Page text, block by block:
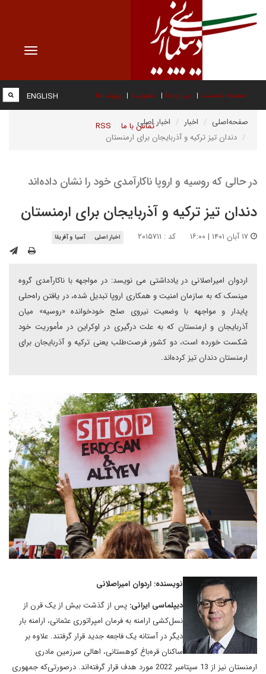
Toggle
صفحه نخست درباره ما عضویت پیوند ها
تماس با ما RSS
ENGLISH
صفحه‌اصلی اخبار
اخبار اصلی
دندان تیز ترکیه و آذربایجان برای ارمنستان
در حالی که روسیه و اروپا ناکارآمدی خود را نشان داده‌اند
دندان تیز ترکیه و آذربایجان برای ارمنستان
کد : ۲۰۱۵۷۱۱ اخبار اصلی آسیا و آفریقا
اردوان امیراصلانی در یادداشتی می نویسد: در مواجهه با ناکارآمدی گروه
مینسک که به سازمان امنیت و همکاری اروپا تبدیل شده، در یافتن راه‌حلی
پایدار و مواجهه با وضعیت نیروی صلح خود‌خوانده «روسیه» میان
آذربایجان و ارمنستان که به علت درگیری در اوکراین در مأموریت خود
شکست خورده است، دو کشور فرصت‌طلب یعنی ترکیه و آذربایجان برای
ارمنستان دندان تیز کرده‌اند.
نویسنده: اردوان امیراصلانی
دیپلماسی ایرانی: پس از گذشت بیش از یک قرن از
نسل‌کشی ارامنه به فرمان امپراتوری عثمانی، ارامنه بار
دیگر در آستانه یک فاجعه جدید قرار گرفتند. علاوه بر
ساکنان قره‌باغ کوهستانی، اهالی سرزمین مادری
ارمنستان نیز از 13 سپتامبر 2022 مورد هدف قرار گرفته‌اند. درصورتی‌‌که جمهوری